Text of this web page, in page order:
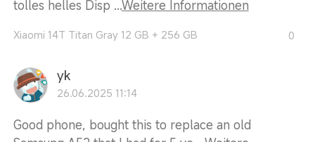
tolles helles Disp ...Weitere Informationen
Xiaomi 14T Titan Gray 12 GB + 256 GB 0
yk
26.06.2025 11:14
Good phone, bought this to replace an old